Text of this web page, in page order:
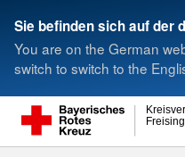
Sie befinden sich auf der
You are on the German
switch to switch to the
Freising